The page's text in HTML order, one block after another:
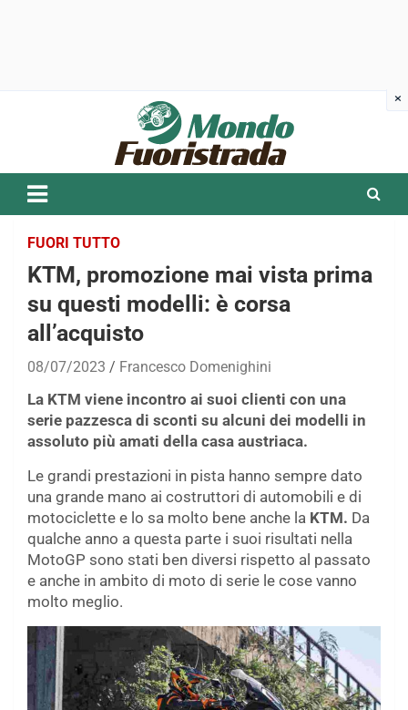
FUORI TUTTO
KTM, promozione mai vista prima
su questi modelli: è corsa
all’acquisto
08/07/2023 Francesco Domenighini
La KTM viene incontro ai suoi clienti con una
serie pazzesca di sconti su alcuni dei modelli in
assoluto più amati della casa austriaca.
Le grandi prestazioni in pista hanno sempre dato
una grande mano ai costruttori di automobili e di
motociclette e lo sa molto bene anche la KTM. Da
qualche anno a questa parte i suoi risultati nella
MotoGP sono stati ben diversi rispetto al passato
e anche in ambito di moto di serie le cose vanno
molto meglio.